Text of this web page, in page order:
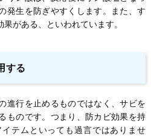
発生を防ぎやすくします。また、す
がある、といわれています。
する
進行を止めるものではなく、サビを
ものです。つまり、防カビ効果を持
テムといっても過言ではありませ